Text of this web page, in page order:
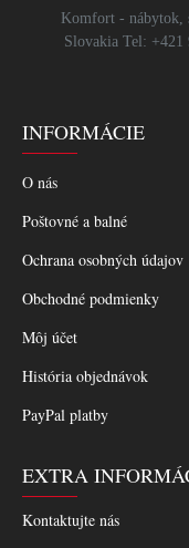
Komfort - nábytok,
Slovakia Tel:
INFORMÁCIE
O nás
Poštovné a balné
Ochrana osobných údajov
Obchodné podmienky
Môj účet
História objednávok
PayPal platby
EXTRA
Kontaktujte nás